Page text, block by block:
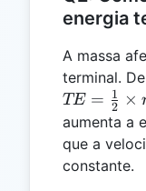
energia
A massa
terminal.
TE = 2
1 ×
aumenta a
que a
constante.